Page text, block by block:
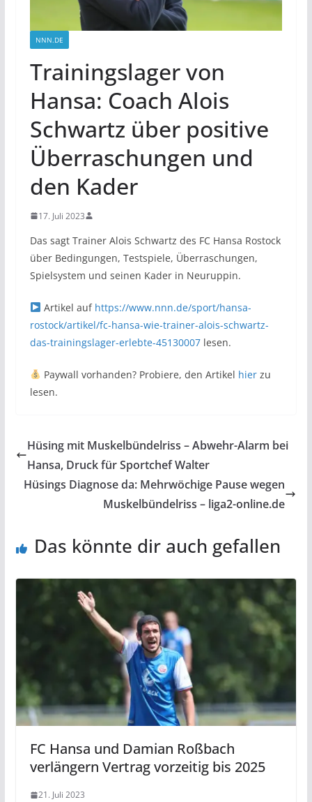
NNN.DE
Trainingslager von
Hansa: Coach Alois
Schwartz über positive
Überraschungen und
den Kader
17. Juli 2023
Das sagt Trainer Alois Schwartz des FC Hansa Rostock
über Bedingungen, Testspiele, Überraschungen,
Spielsystem und seinen Kader in Neuruppin.
Artikel auf https://www.nnn.de/sport/hansa-
rostock/artikel/fc-hansa-wie-trainer-alois-schwartz-
das-trainingslager-erlebte-45130007lesen.
Paywall vorhanden? Probiere, den Artikel hierzu
lesen.
Hüsing mit Muskelbündelriss – Abwehr-Alarm bei
Hansa, Druck für Sportchef Walter
Hüsings Diagnose da: Mehrwöchige Pause wegen
Muskelbündelriss – liga2-online.de
Das könnte dir auch gefallen
FC Hansa und Damian Roßbach
verlängern Vertrag vorzeitig bis 2025
21. Juli 2023